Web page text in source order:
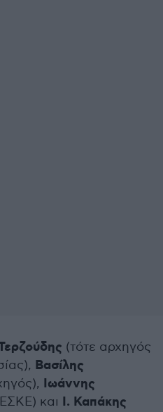
(τότε αρχηγός
Βασίλης
Ιωάννης
και Ι. Καπάκης